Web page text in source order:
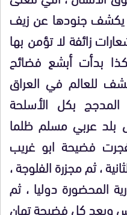
يكشف جنودها عن زيف
زائفة لا تؤمن بها
بدأت أبشع فضائح
للعالم في العراق
بكل الأسلحة
بلد عربي مسلم ظلما
فضيحة ابو غريب
، ثم مجزرة الفلوجة ،
المحضورة دوليا ، ثم
وبعد كل فضيحة تهان